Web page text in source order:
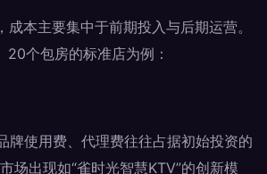
成本主要集中于前期投入与后期运营。
个包房的标准店为例：
牌使用费、代理费往往占据初始投资的
场出现如“雀时光智慧KTV”的创新模